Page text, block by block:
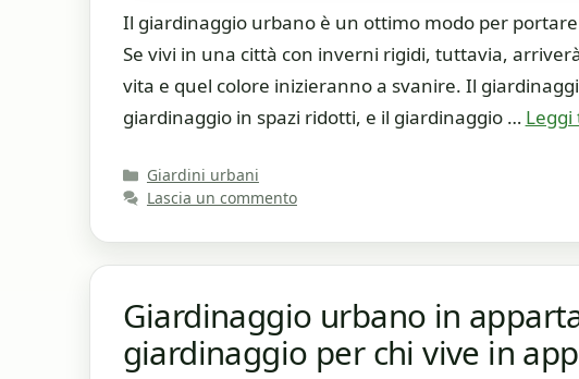
Il giardinaggio urbano è un ottimo modo per
Se vivi in una città con inverni rigidi, tuttavia,
vita e quel colore inizieranno a svanire. Il
giardinaggio in spazi ridotti, e il giardinaggio …
Categorie
Giardini urbani
Lascia un commento
Giardinaggio urbano in
giardinaggio per chi vive in